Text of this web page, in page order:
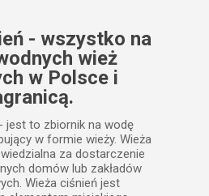
- wszystko na
wież
w Polsce i
jest to zbiornik na wodę
w formie wieży. Wieża
za dostarczenie
domów lub zakładów
Wieża ciśnień jest